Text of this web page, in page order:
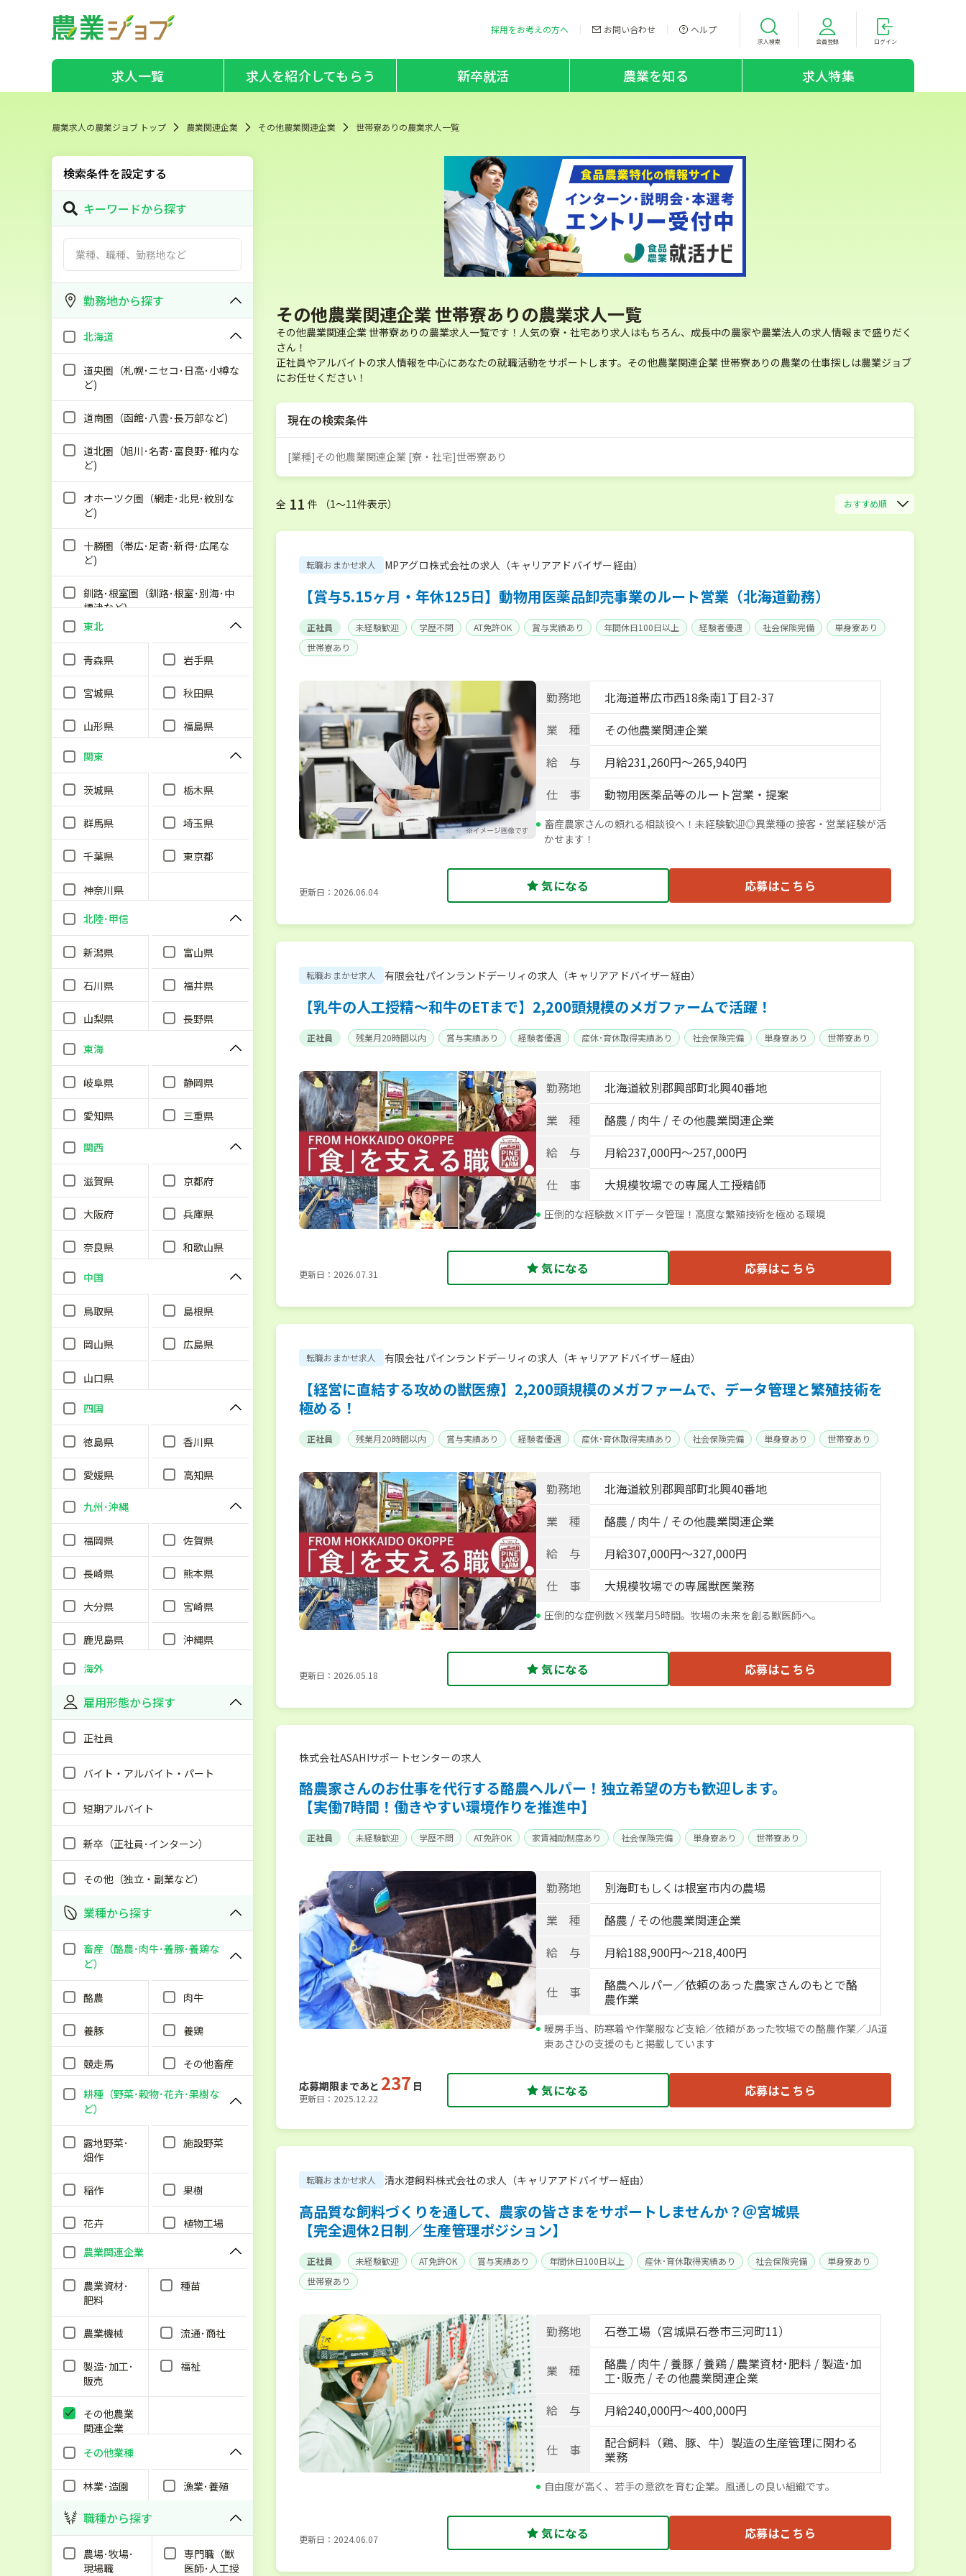
採用をお考えの方へ お問い合わせ ヘルプ
求人検索 会員登録 ログイン
求人一覧 求人を紹介してもらう 新卒就活 農業を知る 求人特集
農業求人の農業ジョブ トップ 農業関連企業 その他農業関連企業 世帯寮ありの農業求人一覧
検索条件を設定する
キーワードから探す
勤務地から探す
北海道
道央圏（札幌･ニセコ･日高･小樽な
ど)
道南圏（函館･八雲･長万部など)
道北圏（旭川･名寄･富良野･稚内な
ど)
オホーツク圏（網走･北見･紋別な
ど)
十勝圏（帯広･足寄･新得･広尾な
ど)
釧路･根室圏（釧路･根室･別海･中
標津など)
東北
青森県 岩手県
宮城県 秋田県
山形県 福島県
関東
茨城県 栃木県
群馬県 埼玉県
千葉県 東京都
神奈川県
北陸･甲信
新潟県 富山県
石川県 福井県
山梨県 長野県
東海
岐阜県 静岡県
愛知県 三重県
関西
滋賀県 京都府
大阪府 兵庫県
奈良県 和歌山県
中国
鳥取県 島根県
岡山県 広島県
山口県
四国
徳島県 香川県
愛媛県 高知県
九州･沖縄
福岡県 佐賀県
長崎県 熊本県
大分県 宮崎県
鹿児島県
沖縄県
海外
雇用形態から探す
正社員
バイト・アルバイト・パート
短期アルバイト
新卒（正社員･インターン）
その他（独立・副業など）
業種から探す
畜産（酪農･肉牛･養豚･養鶏な
ど）
酪農 肉牛
養豚 養鶏
競走馬 その他畜産
耕種（野菜･穀物･花卉･果樹な
ど）
露地野菜･
畑作
施設野菜
稲作 果樹
花卉
植物工場
農業関連企業
農業資材･
肥料
種苗
農業機械 流通･商社
製造･加工･
販売
福祉
その他農業
関連企業
その他業種
林業･造園 漁業･養殖
職種から探す
農場･牧場･
現場職
専門職（獣
医師･人工授
その他農業関連企業 世帯寮ありの農業求人一覧
その他農業関連企業 世帯寮ありの農業求人一覧です！人気の寮・社宅あり求人はもちろん、成長中の農家や農業法人の求人情報まで盛りだく
さん！
正社員やアルバイトの求人情報を中心にあなたの就職活動をサポートします。その他農業関連企業 世帯寮ありの農業の仕事探しは農業ジョブ
にお任せください！
現在の検索条件
[業種]その他農業関連企業 [寮・社宅]世帯寮あり
全 11 件 （1〜11件表示） おすすめ順
転職おまかせ求人 MPアグロ株式会社の求人（キャリアアドバイザー経由）
【賞与5.15ヶ月・年休125日】動物用医薬品卸売事業のルート営業（北海道勤務）
正社員 未経験歓迎 学歴不問 AT免許OK 賞与実績あり 年間休日100日以上 経験者優遇 社会保険完備
単身寮あり
世帯寮あり
勤務地
北海道帯広市西18条南1丁目2-37
業 種
その他農業関連企業
給 与
月給231,260円〜265,940円
仕 事
動物用医薬品等のルート営業・提案
畜産農家さんの頼れる相談役へ！未経験歓迎◎異業種の接客・営業経験が活
かせます！
更新日：2026.06.04 気になる 応募はこちら
転職おまかせ求人 有限会社パインランドデーリィの求人（キャリアアドバイザー経由）
【乳牛の人工授精〜和牛のETまで】2,200頭規模のメガファームで活躍！
正社員 残業月20時間以内 賞与実績あり 経験者優遇 産休･育休取得実績あり 社会保険完備 単身寮あり 世帯寮あり
勤務地
北海道紋別郡興部町北興40番地
業 種
酪農 / 肉牛 / その他農業関連企業
給 与
月給237,000円～257,000円
仕 事
大規模牧場での専属人工授精師
圧倒的な経験数×ITデータ管理！高度な繁殖技術を極める環境
更新日：2026.07.31 気になる 応募はこちら
転職おまかせ求人 有限会社パインランドデーリィの求人（キャリアアドバイザー経由）
【経営に直結する攻めの獣医療】2,200頭規模のメガファームで、データ管理と繁殖技術を
極める！
正社員 残業月20時間以内 賞与実績あり 経験者優遇 産休･育休取得実績あり 社会保険完備 単身寮あり 世帯寮あり
勤務地
北海道紋別郡興部町北興40番地
業 種
酪農 / 肉牛 / その他農業関連企業
給 与
月給307,000円～327,000円
仕 事
大規模牧場での専属獣医業務
圧倒的な症例数×残業月5時間。牧場の未来を創る獣医師へ。
更新日：2026.05.18 気になる 応募はこちら
株式会社ASAHIサポートセンターの求人
酪農家さんのお仕事を代行する酪農ヘルパー！独立希望の方も歓迎します。
【実働7時間！働きやすい環境作りを推進中】
正社員 未経験歓迎 学歴不問 AT免許OK 家賃補助制度あり 社会保険完備 単身寮あり 世帯寮あり
勤務地
別海町もしくは根室市内の農場
業 種
酪農 / その他農業関連企業
給 与
月給188,900円～218,400円
仕 事
酪農ヘルパー／依頼のあった農家さんのもとで酪
農作業
暖房手当、防寒着や作業服など支給／依頼があった牧場での酪農作業／JA道
東あさひの支援のもと掲載しています
応募期限まであと 237 日
更新日：2025.12.22 気になる 応募はこちら
転職おまかせ求人 清水港飼料株式会社の求人（キャリアアドバイザー経由）
高品質な飼料づくりを通して、農家の皆さまをサポートしませんか？＠宮城県
【完全週休2日制／生産管理ポジション】
正社員 未経験歓迎 AT免許OK 賞与実績あり 年間休日100日以上 産休･育休取得実績あり 社会保険完備
単身寮あり
世帯寮あり
勤務地 石巻工場（宮城県石巻市三河町11）
業 種
酪農 / 肉牛 / 養豚 / 養鶏 / 農業資材･肥料 / 製造･加
工･販売 / その他農業関連企業
給 与
月給240,000円～400,000円
仕 事
配合飼料（鶏、豚、牛）製造の生産管理に関わる
業務
自由度が高く、若手の意欲を育む企業。風通しの良い組織です。
更新日：2024.06.07 気になる 応募はこちら